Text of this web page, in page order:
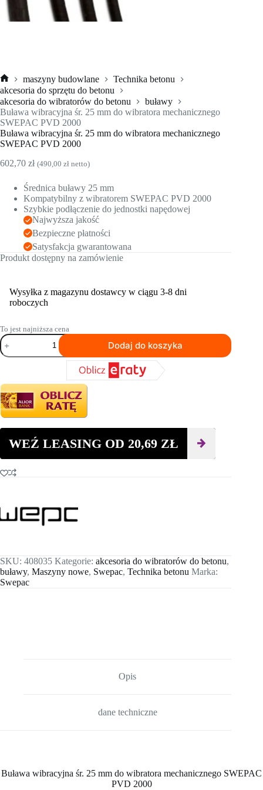
Strona
główna
maszyny budowlane
Technika betonu
akcesoria do sprzętu do betonu
akcesoria do wibratorów do betonu
buławy
Buława wibracyjna śr. 25 mm do wibratora mechanicznego
SWEPAC PVD 2000
Buława wibracyjna śr. 25 mm do wibratora mechanicznego
SWEPAC PVD 2000
602,70 zł (490,00 zł netto)
Średnica buławy 25 mm
Kompatybilny z wibratorem SWEPAC PVD 2000
Szybkie podłączenie do jednostki napędowej
Najwyższa jakość
Bezpieczne płatności
Satysfakcja gwarantowana
Produkt dostępny na zamówienie
Wysyłka z magazynu dostawcy w ciągu 3-8 dni
roboczych
To jest najniższa cena
ilość
Buława
wibracyjna
mm
do
wibratora
mechanicznego
SWEPAC
PVD
2000
Dodaj do koszyka
WEŹ LEASING OD 20,69 ZŁ
SKU: 408035 Kategorie: akcesoria do wibratorów do betonu,
buławy, Maszyny nowe, Swepac, Technika betonu Marka:
Swepac
Opis
dane techniczne
Buława wibracyjna śr. 25 mm do wibratora mechanicznego SWEPAC
PVD 2000